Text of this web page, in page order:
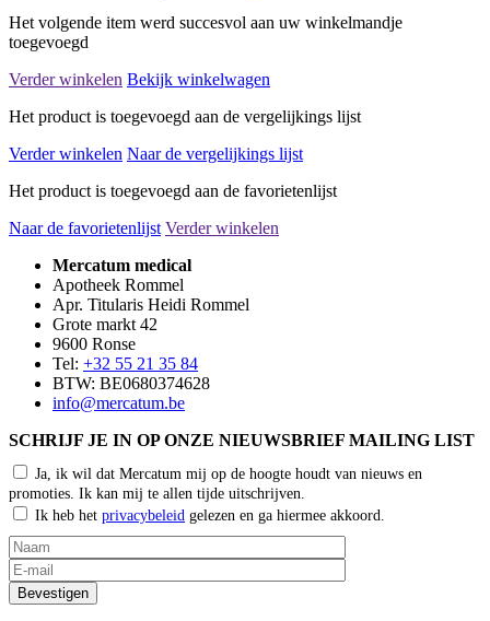
Het volgende item werd succesvol aan uw winkelmandje
toegevoegd
Verder winkelen Bekijk winkelwagen
Het product is toegevoegd aan de vergelijkings lijst
Verder winkelen Naar de vergelijkings lijst
Het product is toegevoegd aan de favorietenlijst
Naar de favorietenlijst Verder winkelen
Mercatum medical
Apotheek Rommel
Apr. Titularis Heidi Rommel
Grote markt 42
9600 Ronse
Tel: +32 55 21 35 84
BTW: BE0680374628
info@mercatum.be
SCHRIJF JE IN OP ONZE NIEUWSBRIEF MAILING LIST
Ja, ik wil dat Mercatum mij op de hoogte houdt van nieuws en
promoties. Ik kan mij te allen tijde uitschrijven.
Ik heb het privacybeleid gelezen en ga hiermee akkoord.